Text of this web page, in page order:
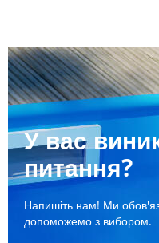
У вас
питання?
Напишіть нам! Ми
допоможемо з вибором.